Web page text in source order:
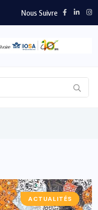
Nous Suivre
ACTUALITÉS